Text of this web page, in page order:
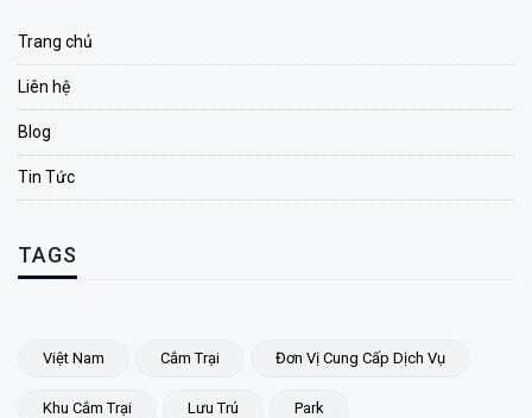
Trang chủ
Liên hệ
Blog
Tin Tức
TAGS
Việt Nam Cắm Trại Đơn Vị Cung Cấp Dịch Vụ
Khu Cắm Trại Lưu Trú Park